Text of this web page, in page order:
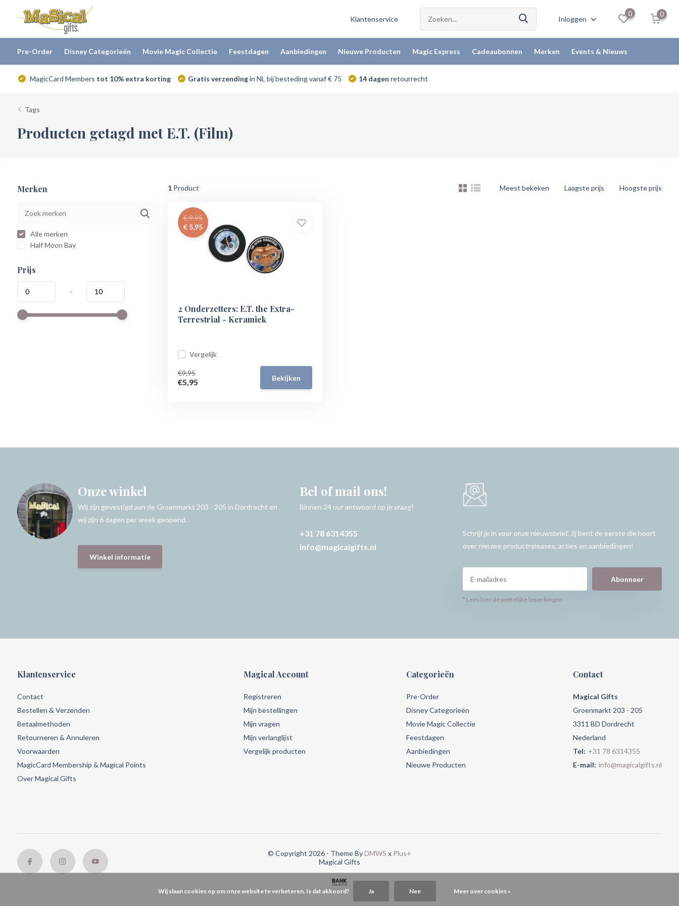
Klantenservice Inloggen
0 0
Pre-Order Disney Categorieën Movie Magic Collectie Feestdagen Aanbiedingen Nieuwe Producten Magic Express Cadeaubonnen Merken Events & Nieuws
MagicCard Members tot 10% extra korting Gratis verzendingin NL bij besteding vanaf € 75 14 dagen retourrecht
Tags
Producten getagd met E.T. (Film)
Merken
Alle merken
Half Moon Bay
Prijs
-
1Product Meest bekeken Laagste prijs Hoogste prijs
€ 9,95
€ 5,95
2 Onderzetters: E.T. the Extra-
Terrestrial - Keramiek
Vergelijk
€9,95
€5,95 Bekijken
Onze winkel
Wij zijn gevestigd aan de Groenmarkt 203 - 205 in Dordrecht en
wij zijn 6 dagen per week geopend.
Winkel informatie
Bel of mail ons!
Binnen 24 uur antwoord op je vraag!
+31 78 6314355
info@magicalgifts.nl
Schrijf je in voor onze nieuwsbrief. Jij bent de eerste die hoort
over nieuwe productreleases, acties en aanbiedingen!
Abonneer
* Lees hier de wettelijke beperkingen
Klantenservice
Contact
Bestellen & Verzenden
Betaalmethoden
Retourneren & Annuleren
Voorwaarden
MagicCard Membership & Magical Points
Over Magical Gifts
Magical Account
Registreren
Mijn bestellingen
Mijn vragen
Mijn verlanglijst
Vergelijk producten
Categorieën
Pre-Order
Disney Categorieën
Movie Magic Collectie
Feestdagen
Aanbiedingen
Nieuwe Producten
Contact
Magical Gifts
Groenmarkt 203 - 205
3311 BD Dordrecht
Nederland
Tel: +31 78 6314355
E-mail: info@magicalgifts.nl
© Copyright 2026 - Theme ByDMWS x Plus+
Magical Gifts
Wij slaan cookies op om onze website te verbeteren. Is dat akkoord? Ja Nee Meer over cookies »